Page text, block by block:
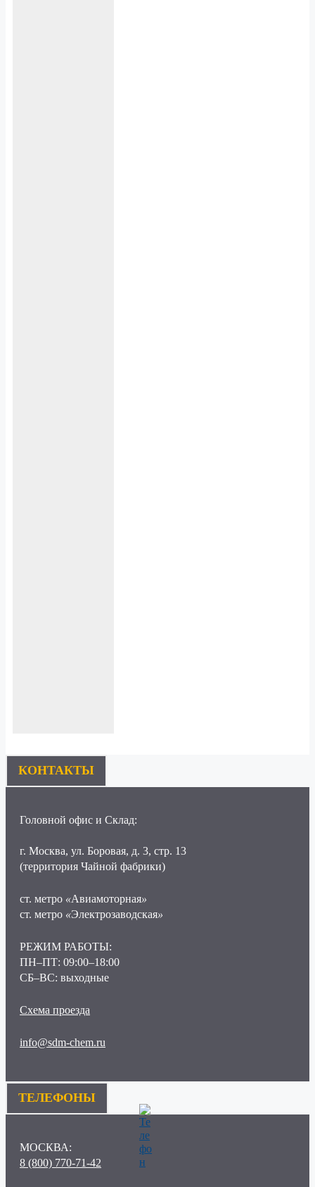
КОНТАКТЫ
Головной офис и Склад:
г. Москва, ул. Боровая, д. 3, стр. 13
(территория Чайной фабрики)
ст. метро «Авиамоторная»
ст. метро «Электрозаводская»
РЕЖИМ РАБОТЫ:
ПН–ПТ: 09:00–18:00
СБ–ВС: выходные
Схема проезда
info@sdm-chem.ru
ТЕЛЕФОНЫ
МОСКВА:
8 (800) 770-71-42